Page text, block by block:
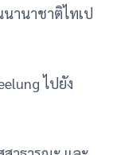
านาชาติไทเป
ไปยัง